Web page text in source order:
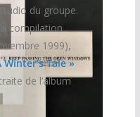
du groupe.
compilation
1999),
Winter’s Tale »
de l’album